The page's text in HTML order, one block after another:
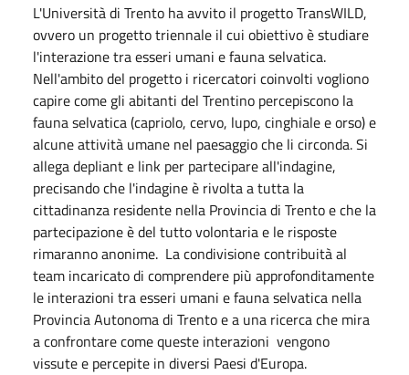
L'Università di Trento ha avvito il progetto TransWILD,
ovvero un progetto triennale il cui obiettivo è studiare
l'interazione tra esseri umani e fauna selvatica.
Nell'ambito del progetto i ricercatori coinvolti vogliono
capire come gli abitanti del Trentino percepiscono la
fauna selvatica (capriolo, cervo, lupo, cinghiale e orso) e
alcune attività umane nel paesaggio che li circonda. Si
allega depliant e link per partecipare all'indagine,
precisando che l'indagine è rivolta a tutta la
cittadinanza residente nella Provincia di Trento e che la
partecipazione è del tutto volontaria e le risposte
rimaranno anonime. La condivisione contribuità al
team incaricato di comprendere più approfonditamente
le interazioni tra esseri umani e fauna selvatica nella
Provincia Autonoma di Trento e a una ricerca che mira
a confrontare come queste interazioni vengono
vissute e percepite in diversi Paesi d'Europa.